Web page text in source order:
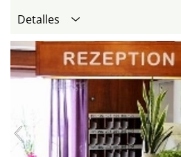
Detalles